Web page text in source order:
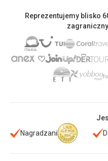
Reprezentujemy blisko
Nagradzani